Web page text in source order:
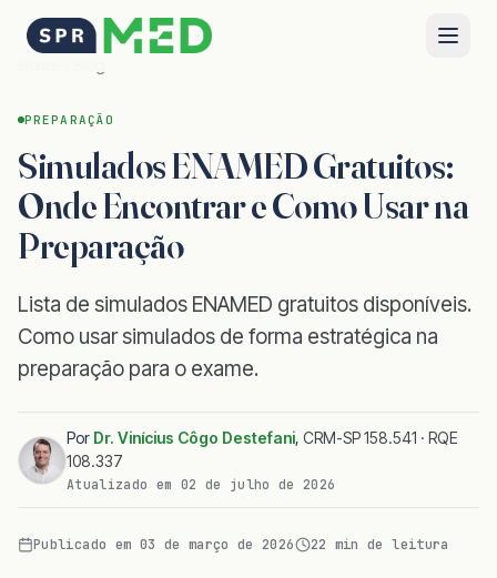
PREPARAÇÃO
Simulados ENAMED Gratuitos:
Onde Encontrar e Como Usar na
Preparação
Lista de simulados ENAMED gratuitos disponíveis.
Como usar simulados de forma estratégica na
preparação para o exame.
Por Dr. Vinícius Côgo Destefani, CRM-SP 158.541 · RQE
108.337
Atualizado em 02 de julho de 2026
Publicado em 03 de março de 2026 22 min de leitura